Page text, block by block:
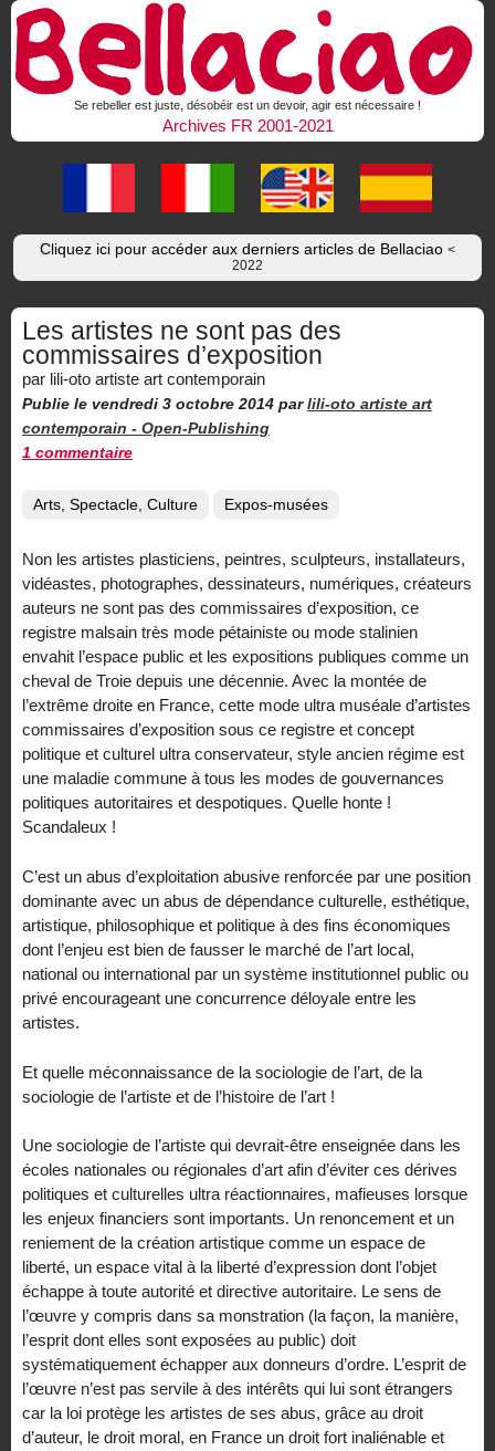
Se rebeller est juste, désobéir est un devoir, agir est nécessaire !
Archives FR 2001-2021
Cliquez ici pour accéder aux derniers articles de Bellaciao <
2022
Les artistes ne sont pas des
commissaires d’exposition
par lili-oto artiste art contemporain
Publie le vendredi 3 octobre 2014 par lili-oto artiste art
contemporain - Open-Publishing
1 commentaire
Arts, Spectacle, Culture Expos-musées
Non les artistes plasticiens, peintres, sculpteurs, installateurs,
vidéastes, photographes, dessinateurs, numériques, créateurs
auteurs ne sont pas des commissaires d’exposition, ce
registre malsain très mode pétainiste ou mode stalinien
envahit l’espace public et les expositions publiques comme un
cheval de Troie depuis une décennie. Avec la montée de
l’extrême droite en France, cette mode ultra muséale d’artistes
commissaires d’exposition sous ce registre et concept
politique et culturel ultra conservateur, style ancien régime est
une maladie commune à tous les modes de gouvernances
politiques autoritaires et despotiques. Quelle honte !
Scandaleux !
C’est un abus d’exploitation abusive renforcée par une position
dominante avec un abus de dépendance culturelle, esthétique,
artistique, philosophique et politique à des fins économiques
dont l’enjeu est bien de fausser le marché de l’art local,
national ou international par un système institutionnel public ou
privé encourageant une concurrence déloyale entre les
artistes.
Et quelle méconnaissance de la sociologie de l’art, de la
sociologie de l’artiste et de l’histoire de l’art !
Une sociologie de l’artiste qui devrait-être enseignée dans les
écoles nationales ou régionales d’art afin d’éviter ces dérives
politiques et culturelles ultra réactionnaires, mafieuses lorsque
les enjeux financiers sont importants. Un renoncement et un
reniement de la création artistique comme un espace de
liberté, un espace vital à la liberté d’expression dont l’objet
échappe à toute autorité et directive autoritaire. Le sens de
l’œuvre y compris dans sa monstration (la façon, la manière,
l’esprit dont elles sont exposées au public) doit
systématiquement échapper aux donneurs d’ordre. L’esprit de
l’œuvre n’est pas servile à des intérêts qui lui sont étrangers
car la loi protège les artistes de ses abus, grâce au droit
d’auteur, le droit moral, en France un droit fort inaliénable et